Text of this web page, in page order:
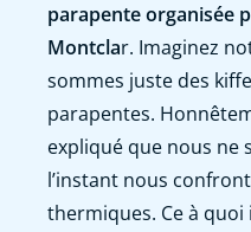
parapente organisée
Montclar. Imaginez
sommes juste des
parapentes.
expliqué que nous ne
l’instant nous
thermiques. Ce à